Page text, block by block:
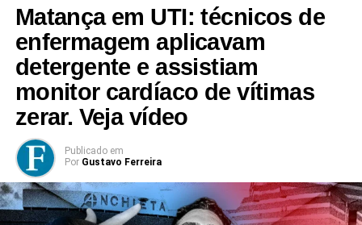
Matança em UTI: técnicos de
enfermagem aplicavam
detergente e assistiam
monitor cardíaco de vítimas
zerar. Veja vídeo
Publicado em
Por Gustavo Ferreira